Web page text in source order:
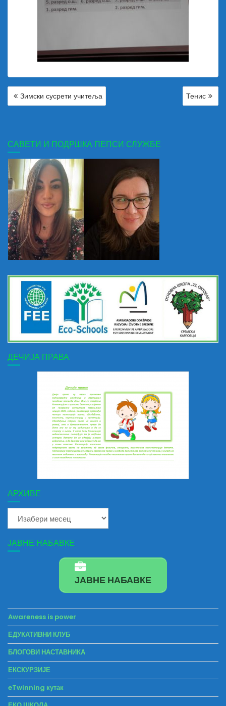
КРЕТАЊЕ
ЧЛАНКА
Зимски сусрети учитеља Тенис
САВЕТИ И ПОДРШКА ПЕПСИ СЛУЖБЕ
ДЕЧИЈА ПРАВА
АРХИВЕ
ЈАВНЕ НАБАВКЕ
ЈАВНЕ НАБАВКЕ
Awareness is power
ЕДУКАТИВНИ КЛУБ
БЛОГОВИ НАСТАВНИКА
ЕКСКУРЗИЈЕ
eTwinning кутак